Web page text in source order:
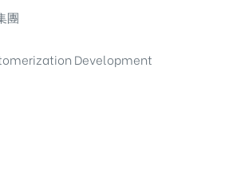
團
Development